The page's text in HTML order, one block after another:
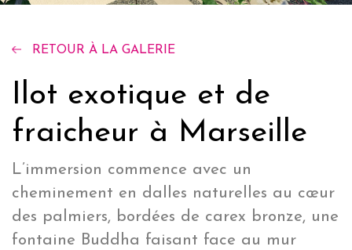
RETOUR À LA GALERIE
Ilot exotique et de
fraicheur à Marseille
L’immersion commence avec un
cheminement en dalles naturelles au cœur
des palmiers, bordées de carex bronze, une
fontaine Buddha faisant face au mur